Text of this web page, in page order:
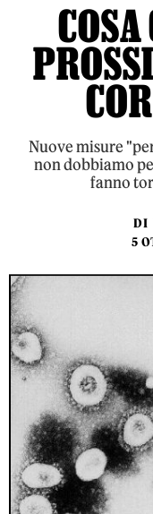
Nuove misure
non dobbiamo
fanno
DI
5